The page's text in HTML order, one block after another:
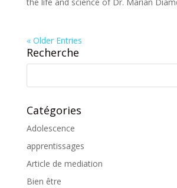
« Older Entries
Recherche
Catégories
Adolescence
apprentissages
Article de mediation
Bien être